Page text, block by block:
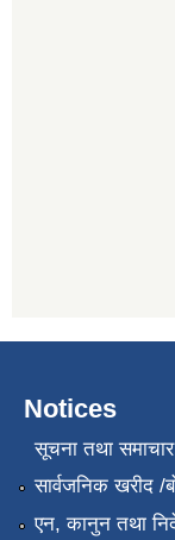
Notices
सूचना तथा समाचार
सार्वजनिक खरीद /
एन, कानुन तथा